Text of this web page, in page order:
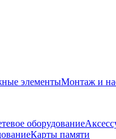
элементыМонтаж и
оборудование
Карты памяти